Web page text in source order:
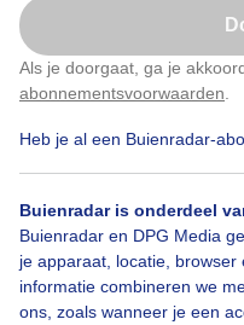
Als je doorgaat, ga je
abonnementsvoorwaarden
Heb je al een Buienradar-
Buienradar is onderdeel
Buienradar en DPG Media
je apparaat, locatie,
informatie combineren we
ons, zoals wanneer je een
Zon en stapelwolken
Door: Annet Piet Gemaakt:
Bekijk slideshow
Klik hierom